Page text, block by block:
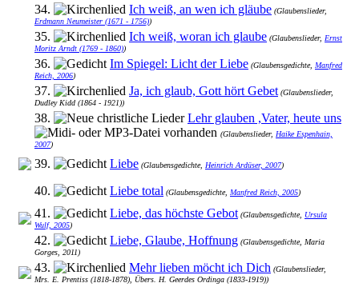
34. Ich weiß, an wen ich gläube (Glaubenslieder,
Erdmann Neumeister (1671 - 1756))
35. Ich weiß, woran ich glaube (Glaubenslieder, Ernst
Moritz Arndt (1769 - 1860))
36. Im Spiegel: Licht der Liebe (Glaubensgedichte, Manfred
Reich, 2006)
37. Ja, ich glaub, Gott hört Gebet (Glaubenslieder,
Dudley Kidd (1864 - 1921))
38. Lehr glauben ,Vater, heute uns
(Glaubenslieder, Haike Espenhain,
2007)
39. Liebe (Glaubensgedichte, Heinrich Ardüser, 2007)
40. Liebe total (Glaubensgedichte, Manfred Reich, 2005)
41. Liebe, das höchste Gebot (Glaubensgedichte, Ursula
Wulf, 2005)
42. Liebe, Glaube, Hoffnung (Glaubensgedichte, Maria
Gorges, 2011)
43. Mehr lieben möcht ich Dich (Glaubenslieder,
Mrs. E. Prentiss (1818-1878), Übers. H. Geerdes Ordinga (1833-1919))